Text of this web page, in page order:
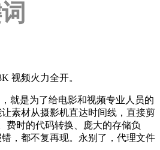
视频火力全开。
就是为了给电影和视频专业人员的
素材从摄影机直达时间线，直接剪
费时的代码转换、庞大的存储负
，都不复再现。永别了，代理文件